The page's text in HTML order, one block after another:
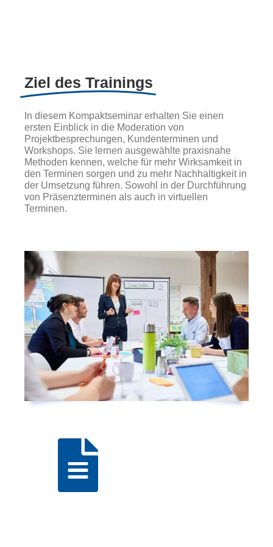
Ziel des Trainings
In diesem Kompaktseminar erhalten Sie einen
ersten Einblick in die Moderation von
Projektbesprechungen, Kundenterminen und
Workshops. Sie lernen ausgewählte praxisnahe
Methoden kennen, welche für mehr Wirksamkeit in
den Terminen sorgen und zu mehr Nachhaltigkeit in
der Umsetzung führen. Sowohl in der Durchführung
von Präsenzterminen als auch in virtuellen
Terminen.